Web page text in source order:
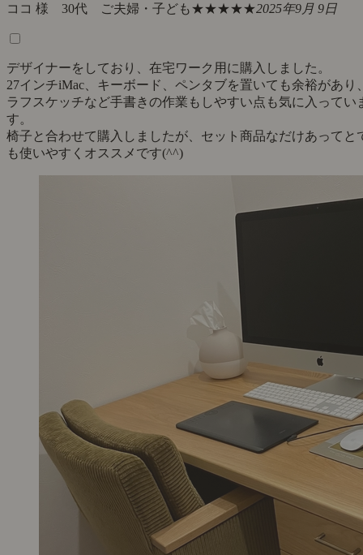
ココ 様 30代 ご夫婦・子ども★★★★★2025年9月 9日
デザイナーをしており、在宅ワーク用に購入しました。
27インチiMac、キーボード、ペンタブを置いても余裕があり
ラフスケッチなど手書きの作業もしやすい点も気に入ってい
す。
椅子と合わせて購入しましたが、セット商品なだけあってと
も使いやすくオススメです(^^)